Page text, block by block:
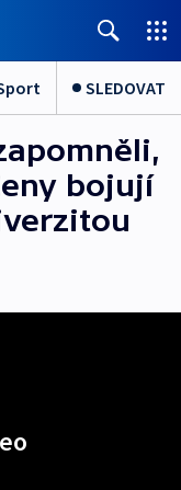
SLEDOVAT
bojují